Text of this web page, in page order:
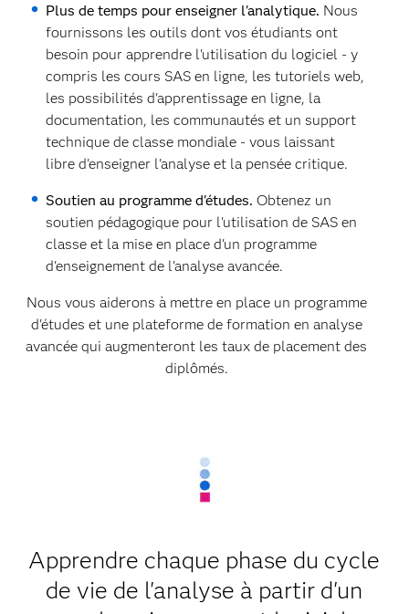
Plus de temps pour enseigner l'analytique. Nous
fournissons les outils dont vos étudiants ont
besoin pour apprendre l'utilisation du logiciel - y
compris les cours SAS en ligne, les tutoriels web,
les possibilités d'apprentissage en ligne, la
documentation, les communautés et un support
technique de classe mondiale - vous laissant
libre d'enseigner l'analyse et la pensée critique.
Soutien au programme d'études. Obtenez un
soutien pédagogique pour l'utilisation de SAS en
classe et la mise en place d'un programme
d'enseignement de l'analyse avancée.
Nous vous aiderons à mettre en place un programme
d'études et une plateforme de formation en analyse
avancée qui augmenteront les taux de placement des
diplômés.
Apprendre chaque phase du cycle
de vie de l'analyse à partir d'un